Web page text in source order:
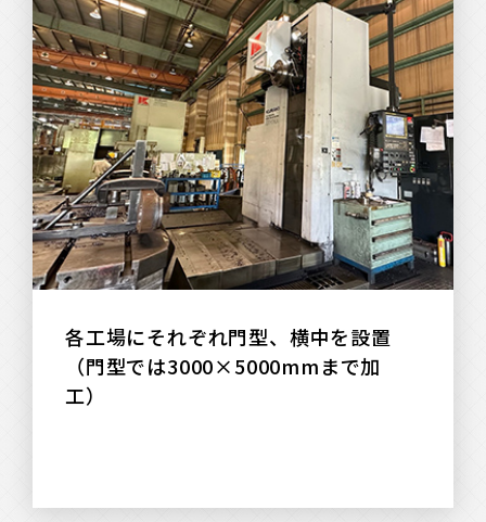
各工場にそれぞれ門型、横中を設置
（門型では3000×5000mmまで加
工）